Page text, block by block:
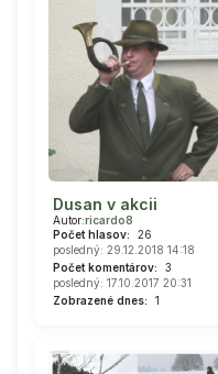
Dusan v akcii
Autor:ricardo8
Počet hlasov:
26
posledný: 29.12.2018 14:18
Počet komentárov:
3
posledný: 17.10.2017 20:31
Zobrazené dnes:
1